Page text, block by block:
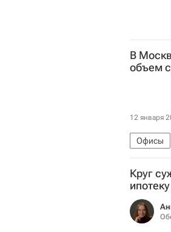
В
объем
12 января
Офисы
Круг